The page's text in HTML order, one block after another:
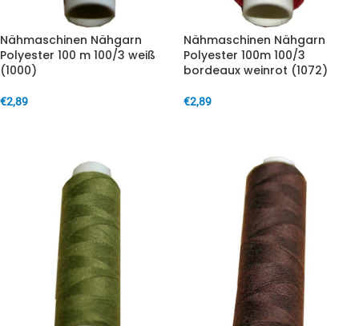
Nähmaschinen Nähgarn
Polyester 100 m 100/3 weiß
(1000)
€2,89
Nähmaschinen Nähgarn
Polyester 100m 100/3
bordeaux weinrot (1072)
€2,89